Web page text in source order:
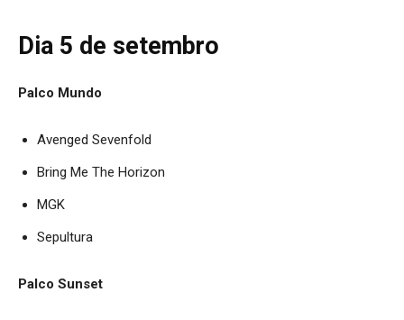
Dia 5 de setembro
Palco Mundo
Avenged Sevenfold
Bring Me The Horizon
MGK
Sepultura
Palco Sunset